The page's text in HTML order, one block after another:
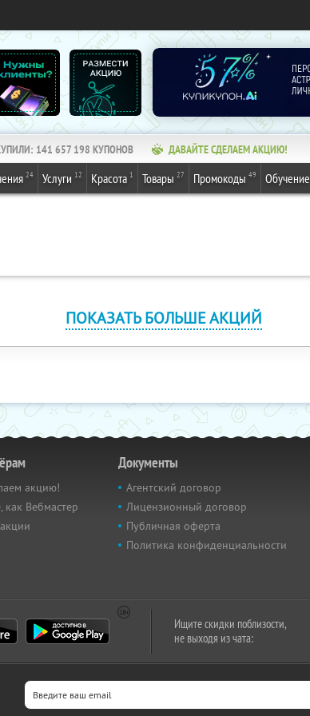
141 657 198 КУПОНОВ ДАВАЙТЕ СДЕЛАЕМ АКЦИЮ!
24 Услуги 12 Красота 1 Товары 27 Промокоды 49 Обучение
ПОКАЗАТЬ БОЛЬШЕ АКЦИЙ
акцию!
как Вебмастер
Документы
Агентский договор
Лицензионный договор
Публичная оферта
Политика конфиденциальности
Ищите скидки поблизости,
не выходя из чата: